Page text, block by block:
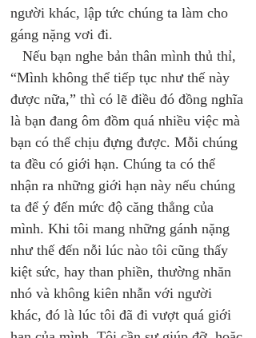
người khác, lập tức chúng ta làm cho
gáng nặng vơi đi.
Nếu bạn nghe bản thân mình thủ thỉ,
“Mình không thể tiếp tục như thế này
được nữa,” thì có lẽ điều đó đồng nghĩa
là bạn đang ôm đồm quá nhiều việc mà
bạn có thể chịu đựng được. Mỗi chúng
ta đều có giới hạn. Chúng ta có thể
nhận ra những giới hạn này nếu chúng
ta để ý đến mức độ căng thẳng của
mình. Khi tôi mang những gánh nặng
như thế đến nỗi lúc nào tôi cũng thấy
kiệt sức, hay than phiền, thường nhăn
nhó và không kiên nhẫn với người
khác, đó là lúc tôi đã đi vượt quá giới